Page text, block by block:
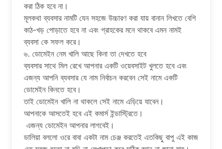
করা ঠিক হবে না।
মূলকথা ব্যবসার নামটি যেন সহজে উচ্চারণ করা যায় বানান লিখতে বেশি
কাঠ-খড় পোড়াতে হবে না এবং গ্রাহকের মনে থাকবে এমন নামই
ব্যবসা কে সফল করে।
৬. ডোমেইন নেম খালি আছে কিনা তা দেখতে হবে
ব্যবসার সাথে মিল রেখে আপনার একটি ওয়েবসাইট খুলতে হবে এবং
এজন্য আপনি ব্যবসার যে নাম নির্বাচন করবেন সেই নামে একটি
ডোমেইন কিনতে হবে।
তাই ডোমেইন খালি না থাকলে সেই নামে এড়িয়ে যাবেন।
আপনাকে আসতেই হবে এই কমার্স ইন্ডাস্ট্রিতে।
এজন্য ডোমেইন আপনার লাগবেই।
ডালিয়া বললো ওরে বাবা একটা নাম চেঞ্জ করতেই এতকিছু বাপু এই কাজ